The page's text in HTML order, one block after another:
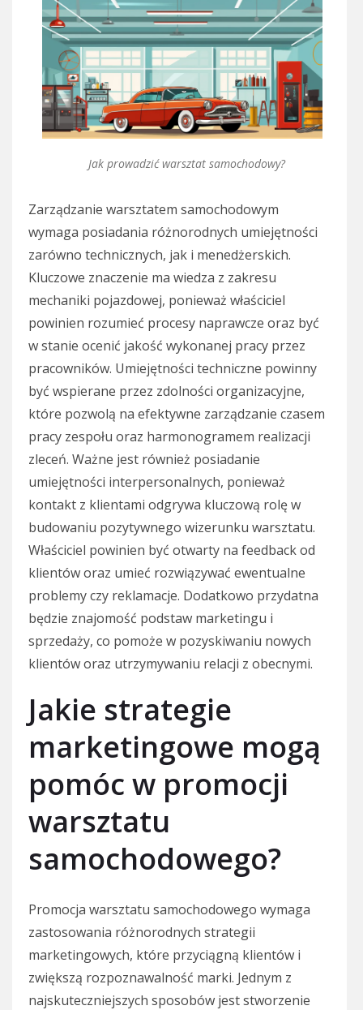
Jak prowadzić warsztat samochodowy?
Zarządzanie warsztatem samochodowym
wymaga posiadania różnorodnych umiejętności
zarówno technicznych, jak i menedżerskich.
Kluczowe znaczenie ma wiedza z zakresu
mechaniki pojazdowej, ponieważ właściciel
powinien rozumieć procesy naprawcze oraz być
w stanie ocenić jakość wykonanej pracy przez
pracowników. Umiejętności techniczne powinny
być wspierane przez zdolności organizacyjne,
które pozwolą na efektywne zarządzanie czasem
pracy zespołu oraz harmonogramem realizacji
zleceń. Ważne jest również posiadanie
umiejętności interpersonalnych, ponieważ
kontakt z klientami odgrywa kluczową rolę w
budowaniu pozytywnego wizerunku warsztatu.
Właściciel powinien być otwarty na feedback od
klientów oraz umieć rozwiązywać ewentualne
problemy czy reklamacje. Dodatkowo przydatna
będzie znajomość podstaw marketingu i
sprzedaży, co pomoże w pozyskiwaniu nowych
klientów oraz utrzymywaniu relacji z obecnymi.
Jakie strategie
marketingowe mogą
pomóc w promocji
warsztatu
samochodowego?
Promocja warsztatu samochodowego wymaga
zastosowania różnorodnych strategii
marketingowych, które przyciągną klientów i
zwiększą rozpoznawalność marki. Jednym z
najskuteczniejszych sposobów jest stworzenie